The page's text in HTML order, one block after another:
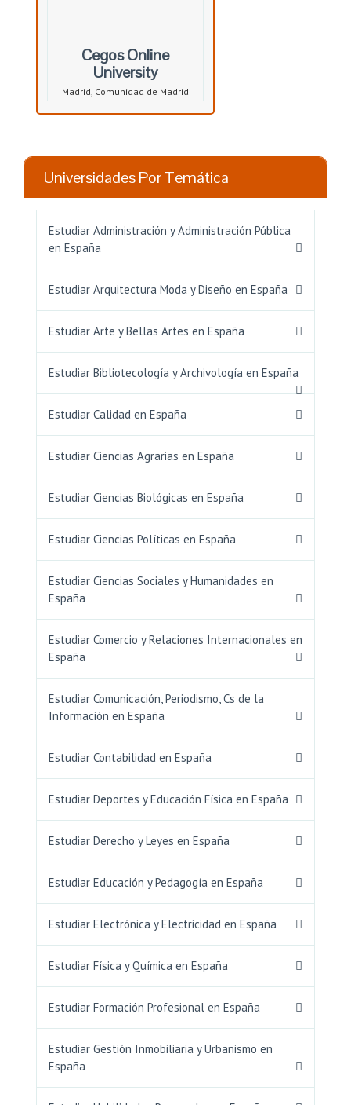
Cegos Online
University
Madrid, Comunidad de Madrid
Universidades Por Temática
Estudiar Administración y Administración Pública
en España
Estudiar Arquitectura Moda y Diseño en España
Estudiar Arte y Bellas Artes en España
Estudiar Bibliotecología y Archivología en España
Estudiar Calidad en España
Estudiar Ciencias Agrarias en España
Estudiar Ciencias Biológicas en España
Estudiar Ciencias Políticas en España
Estudiar Ciencias Sociales y Humanidades en
España
Estudiar Comercio y Relaciones Internacionales en
España
Estudiar Comunicación, Periodismo, Cs de la
Información en España
Estudiar Contabilidad en España
Estudiar Deportes y Educación Física en España
Estudiar Derecho y Leyes en España
Estudiar Educación y Pedagogía en España
Estudiar Electrónica y Electricidad en España
Estudiar Física y Química en España
Estudiar Formación Profesional en España
Estudiar Gestión Inmobiliaria y Urbanismo en
España